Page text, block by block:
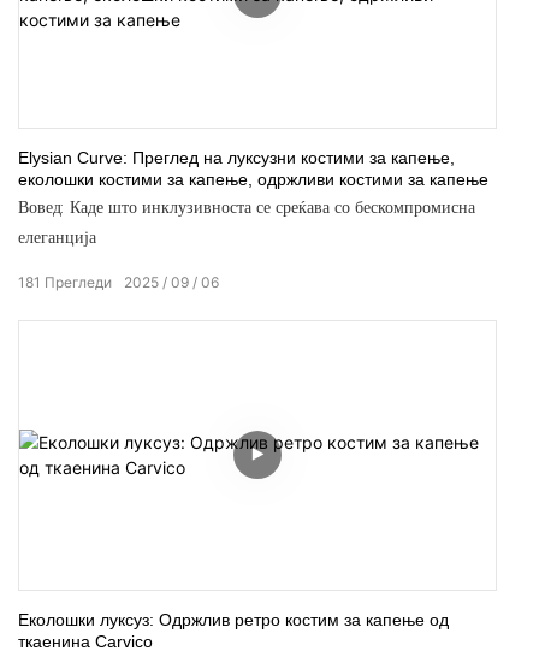
Elysian Curve: Преглед на луксузни костими за капење,
еколошки костими за капење, одржливи костими за капење
Вовед: Каде што инклузивноста се среќава со бескомпромисна
елеганција
2025 09 06
181 Прегледи
Еколошки луксуз: Одржлив ретро костим за капење од
ткаенина Carvico